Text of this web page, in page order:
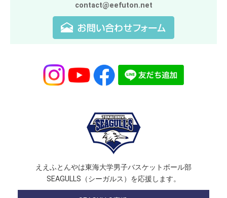
contact@eefuton.net
ええふとんやは東海大学男子バスケットボール部
SEAGULLS（シーガルス）を応援します。